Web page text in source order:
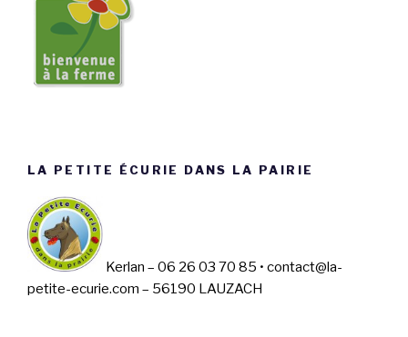
LA PETITE ÉCURIE DANS LA PAIRIE
Kerlan – 06 26 03 70 85 • contact@la-
petite-ecurie.com – 56190 LAUZACH